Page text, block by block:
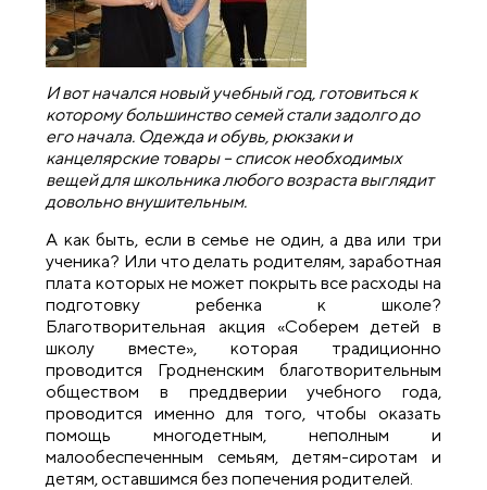
И вот начался новый учебный год, готовиться к
которому большинство семей стали задолго до
его начала. Одежда и обувь, рюкзаки и
канцелярские товары – список необходимых
вещей для школьника любого возраста выглядит
довольно внушительным.
А как быть, если в семье не один, а два или три
ученика? Или что делать родителям, заработная
плата которых не может покрыть все расходы на
подготовку ребенка к школе?
Благотворительная акция «Соберем детей в
школу вместе», которая традиционно
проводится Гродненским благотворительным
обществом в преддверии учебного года,
проводится именно для того, чтобы оказать
помощь многодетным, неполным и
малообеспеченным семьям, детям-сиротам и
детям, оставшимся без попечения родителей.